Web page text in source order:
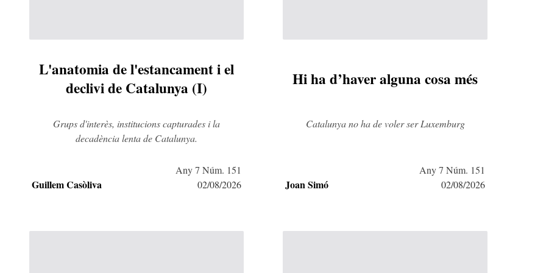
L'anatomia de l'estancament i el
declivi de Catalunya (I)
Grups d'interès, institucions capturades i la
decadència lenta de Catalunya.
Guillem Casòliva
Any 7 Núm. 151
02/08/2026
Hi ha d’haver alguna cosa més
Catalunya no ha de voler ser Luxemburg
Joan Simó
Any 7 Núm. 151
02/08/2026